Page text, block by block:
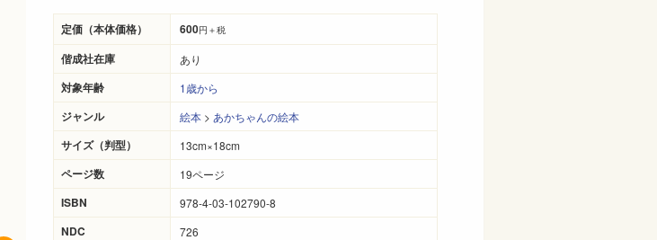
定価（本体価格） 600円＋税
偕成社在庫 あり
対象年齢 1歳から
ジャンル 絵本 > あかちゃんの絵本
サイズ（判型） 13cm×18cm
ページ数 19ページ
ISBN 978-4-03-102790-8
NDC 726